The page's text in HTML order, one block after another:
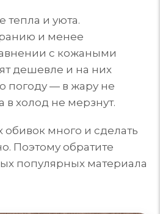
тепла и уюта.
и менее
с кожаными
дешевле и на них
погоду — в жару не
в холод не мерзнут.
обивок много и сделать
Поэтому обратите
популярных материала